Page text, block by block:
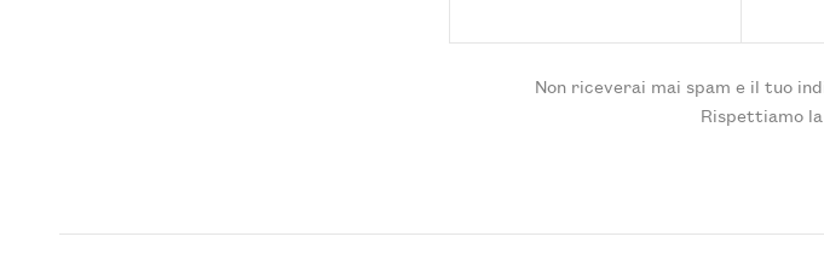
Non riceverai mai spam e il tuo
Rispettiamo